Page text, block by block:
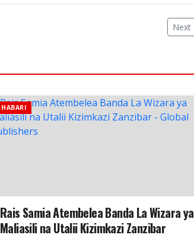
Next
HABARI
Rais Samia Atembelea Banda La Wizara ya
Maliasili na Utalii Kizimkazi Zanzibar